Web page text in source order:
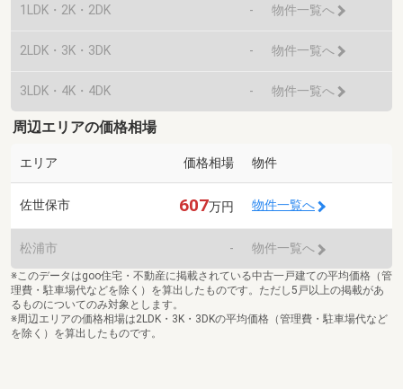
1LDK・2K・2DK - 物件一覧へ
2LDK・3K・3DK - 物件一覧へ
3LDK・4K・4DK - 物件一覧へ
周辺エリアの価格相場
エリア 価格相場 物件
佐世保市 607万円 物件一覧へ
松浦市 - 物件一覧へ
※このデータはgoo住宅・不動産に掲載されている中古一戸建ての平均価格（管
理費・駐車場代などを除く）を算出したものです。ただし5戸以上の掲載があ
るものについてのみ対象とします。
※周辺エリアの価格相場は2LDK・3K・3DKの平均価格（管理費・駐車場代など
を除く）を算出したものです。